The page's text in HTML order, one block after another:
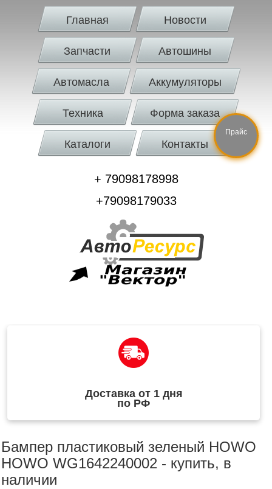
Главная Новости
Запчасти Автошины
Автомасла Аккумуляторы
Техника Форма заказа
Каталоги Контакты
+ 79098178998
+79098179033
Доставка от 1 дня
по РФ
Бампер пластиковый зеленый HOWO
HOWO WG1642240002 - купить, в
наличии
Прайс